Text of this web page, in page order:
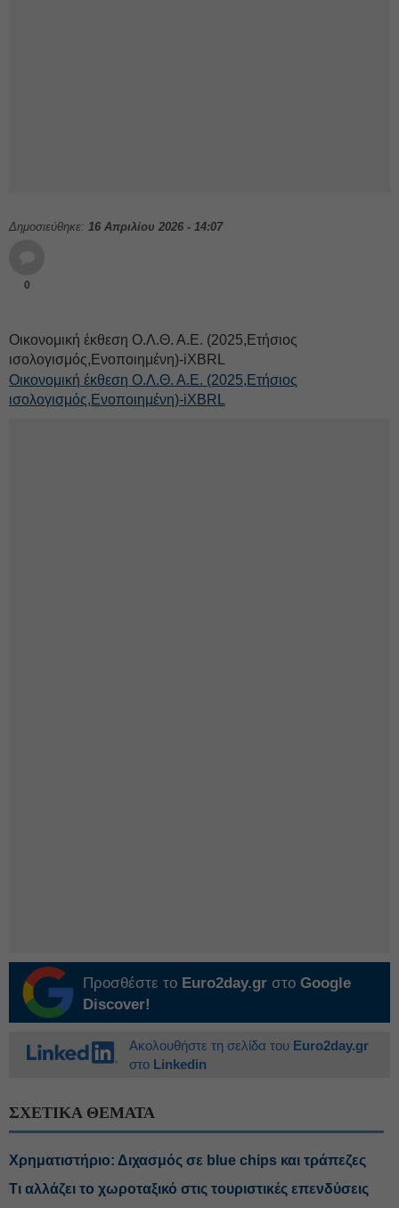
Δημοσιεύθηκε: 16 Απριλίου 2026 - 14:07
0
Οικονομική έκθεση Ο.Λ.Θ. Α.Ε. (2025,Ετήσιος
ισολογισμός,Ενοποιημένη)-iXBRL
Οικονομική έκθεση Ο.Λ.Θ. Α.Ε. (2025,Ετήσιος
ισολογισμός,Ενοποιημένη)-iXBRL
Προσθέστε το Euro2day.gr στο Google
Discover!
Ακολουθήστε τη σελίδα του Euro2day.gr
στο Linkedin
ΣΧΕΤΙΚΑ ΘΕΜΑΤΑ
Χρηματιστήριο: Διχασμός σε blue chips και τράπεζες
Τι αλλάζει το χωροταξικό στις τουριστικές επενδύσεις